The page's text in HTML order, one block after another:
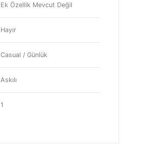
Ek Özellik Mevcut Değil
Hayır
Casual / Günlük
Askılı
1